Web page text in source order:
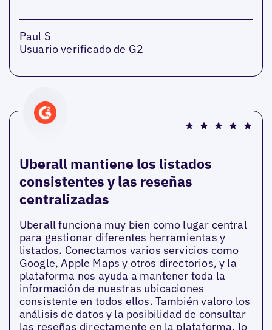
Paul S
Usuario verificado de G2
Uberall mantiene los listados
consistentes y las reseñas
centralizadas
Uberall funciona muy bien como lugar central
para gestionar diferentes herramientas y
listados. Conectamos varios servicios como
Google, Apple Maps y otros directorios, y la
plataforma nos ayuda a mantener toda la
información de nuestras ubicaciones
consistente en todos ellos. También valoro los
análisis de datos y la posibilidad de consultar
las reseñas directamente en la plataforma, lo